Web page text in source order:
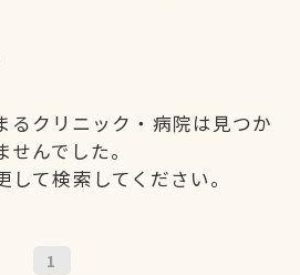
るクリニック・病院は見つか
せんでした。
て検索してください。
1